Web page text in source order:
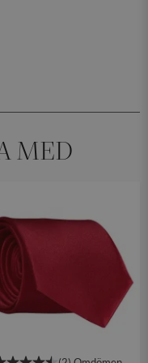
MED